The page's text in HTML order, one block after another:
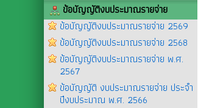
ข้อบัญญัติงบประมาณรายจ่าย
ข้อบัญญัติงบประมาณรายจ่าย 2569
ข้อบัญญัติงบประมาณรายจ่าย 2568
ข้อบัญญัติงบประมาณรายจ่าย พ.ศ.
2567
ข้อบัญญัติ งบประมาณรายจ่าย ประจำ
ปีงบประมาณ พ.ศ. 2566